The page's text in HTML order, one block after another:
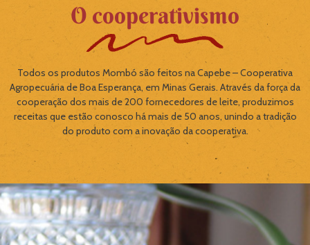
O cooperativismo
Todos os produtos Mombó são feitos na Capebe – Cooperativa
Agropecuária de Boa Esperança, em Minas Gerais. Através da força da
cooperação dos mais de 200 fornecedores de leite, produzimos
receitas que estão conosco há mais de 50 anos, unindo a tradição
do produto com a inovação da cooperativa.